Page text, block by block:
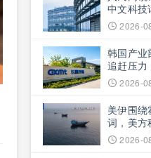
中文科技
权争夺
2026-
韩国产业
追赶压力
体，呼吁
流失
2026-
美伊围
词，美方
坚称仅与
决于美方
2026-